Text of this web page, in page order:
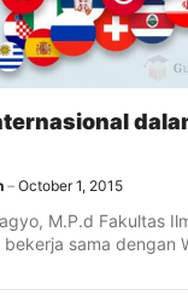
October 1, 2015
M.P.d Fakultas
sama dengan